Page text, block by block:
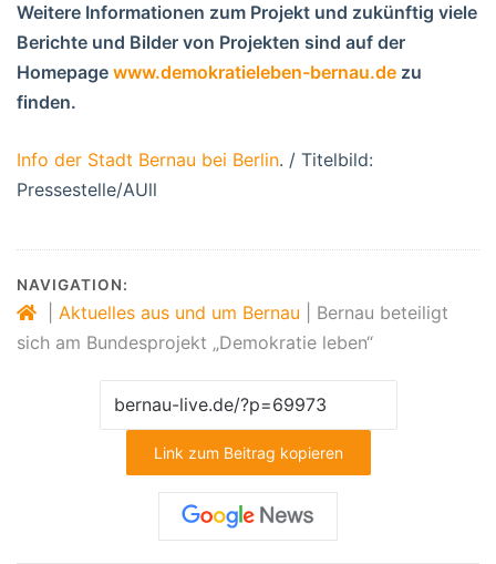
Weitere Informationen zum Projekt und zukünftig viele
Berichte und Bilder von Projekten sind auf der
Homepage www.demokratieleben-bernau.de zu
finden.
Info der Stadt Bernau bei Berlin. / Titelbild:
Pressestelle/AUll
NAVIGATION:
Aktuelles aus und um Bernau
Bernau beteiligt
sich am Bundesprojekt „Demokratie leben“
Link zum Beitrag kopieren